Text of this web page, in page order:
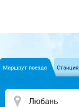
Маршрут поезда Станция